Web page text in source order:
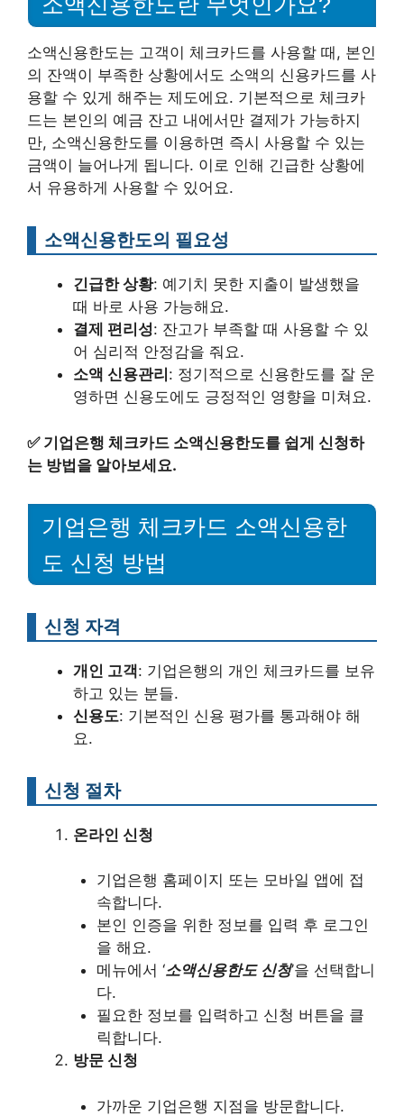
소액신용한도는 고객이 체크카드를 사용할 때, 본인
의 잔액이 부족한 상황에서도 소액의 신용카드를 사
용할 수 있게 해주는 제도에요. 기본적으로 체크카
드는 본인의 예금 잔고 내에서만 결제가 가능하지
만, 소액신용한도를 이용하면 즉시 사용할 수 있는
금액이 늘어나게 됩니다. 이로 인해 긴급한 상황에
서 유용하게 사용할 수 있어요.
소액신용한도의 필요성
긴급한 상황: 예기치 못한 지출이 발생했을
때 바로 사용 가능해요.
결제 편리성: 잔고가 부족할 때 사용할 수 있
어 심리적 안정감을 줘요.
소액 신용관리 : 정기적으로 신용한도를 잘 운
영하면 신용도에도 긍정적인 영향을 미쳐요.
✅ 기업은행 체크카드 소액신용한도를 쉽게 신청하
는 방법을 알아보세요.
기업은행 체크카드 소액신용한
도 신청 방법
신청 자격
개인 고객: 기업은행의 개인 체크카드를 보유
하고 있는 분들.
신용도: 기본적인 신용 평가를 통과해야 해
요.
신청 절차
온라인 신청
기업은행 홈페이지 또는 모바일 앱에 접
속합니다.
본인 인증을 위한 정보를 입력 후 로그인
을 해요.
메뉴에서 ‘소액신용한도 신청’을 선택합니
다.
필요한 정보를 입력하고 신청 버튼을 클
릭합니다.
방문 신청
가까운 기업은행 지점을 방문합니다.